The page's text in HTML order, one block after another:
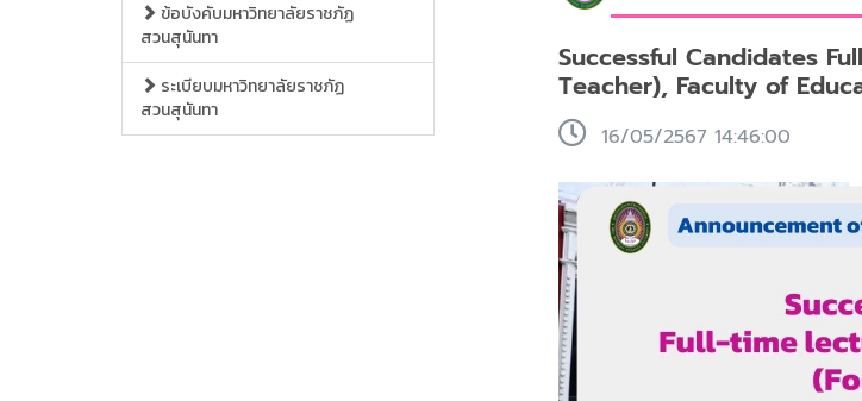
ข้อบังคับมหาวิทยาลัยราชภัฏ
สวนสุนันทา
ระเบียบมหาวิทยาลัยราชภัฏ
สวนสุนันทา